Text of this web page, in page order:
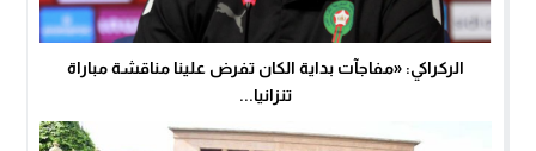
الركراكي: «مفاجآت بداية الكان تفرض علينا مناقشة مباراة
تنزانيا...